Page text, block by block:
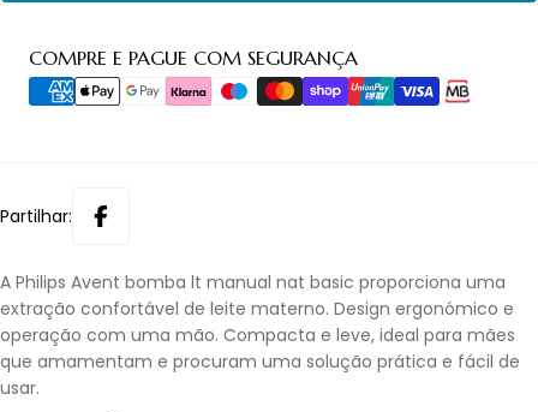
COMPRE E PAGUE COM SEGURANÇA
Métodos
de
pagamento
Partilhar:
A Philips Avent bomba lt manual nat basic proporciona uma
extração confortável de leite materno. Design ergonómico e
operação com uma mão. Compacta e leve, ideal para mães
que amamentam e procuram uma solução prática e fácil de
usar.